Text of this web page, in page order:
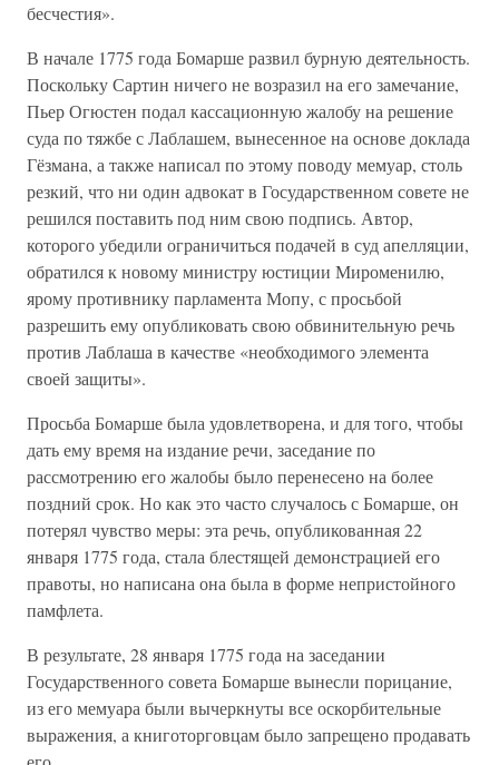
бесчестия».
В начале 1775 года Бомарше развил бурную деятельность.
Поскольку Сартин ничего не возразил на его замечание,
Пьер Огюстен подал кассационную жалобу на решение
суда по тяжбе с Лаблашем, вынесенное на основе доклада
Гёзмана, а также написал по этому поводу мемуар, столь
резкий, что ни один адвокат в Государственном совете не
решился поставить под ним свою подпись. Автор,
которого убедили ограничиться подачей в суд апелляции,
обратился к новому министру юстиции Мироменилю,
ярому противнику парламента Мопу, с просьбой
разрешить ему опубликовать свою обвинительную речь
против Лаблаша в качестве «необходимого элемента
своей защиты».
Просьба Бомарше была удовлетворена, и для того, чтобы
дать ему время на издание речи, заседание по
рассмотрению его жалобы было перенесено на более
поздний срок. Но как это часто случалось с Бомарше, он
потерял чувство меры: эта речь, опубликованная 22
января 1775 года, стала блестящей демонстрацией его
правоты, но написана она была в форме непристойного
памфлета.
В результате, 28 января 1775 года на заседании
Государственного совета Бомарше вынесли порицание,
из его мемуара были вычеркнуты все оскорбительные
выражения, а книготорговцам было запрещено продавать